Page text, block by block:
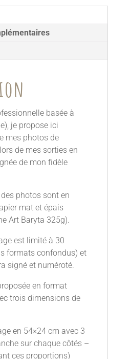
v
basée à
je propose ici
mes photos de
de mes sorties en
de mon fidèle
photos sont en
mat et épais
Art Baryta 325g).
est limité à 30
formats confondus) et
signé et numéroté.
en format
trois dimensions de
en 54×24 cm avec 3
sur chaque côtés –
ces proportions)